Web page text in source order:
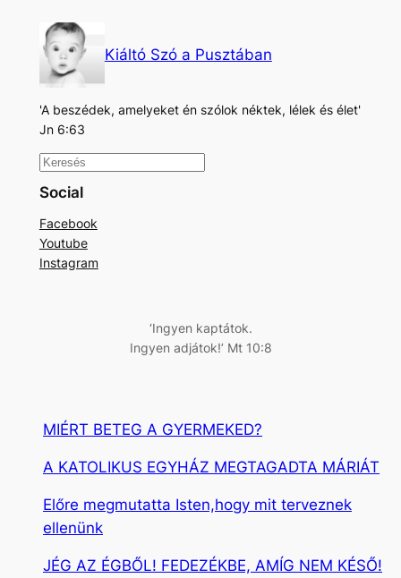
Kiáltó Szó a Pusztában
'A beszédek, amelyeket én szólok néktek, lélek és élet'
Jn 6:63
K
e
e
s
Social
Facebook
Youtube
Instagram
‘Ingyen kaptátok.
Ingyen adjátok!’ Mt 10:8
MIÉRT BETEG A GYERMEKED?
A KATOLIKUS EGYHÁZ MEGTAGADTA MÁRIÁT
Előre megmutatta Isten,hogy mit terveznek
ellenünk
JÉG AZ ÉGBŐL! FEDEZÉKBE, AMÍG NEM KÉSŐ!